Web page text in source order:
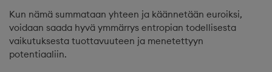
Kun nämä summataan yhteen ja käännetään euroiksi,
voidaan saada hyvä ymmärrys entropian todellisesta
vaikutuksesta tuottavuuteen ja menetettyyn
potentiaaliin.